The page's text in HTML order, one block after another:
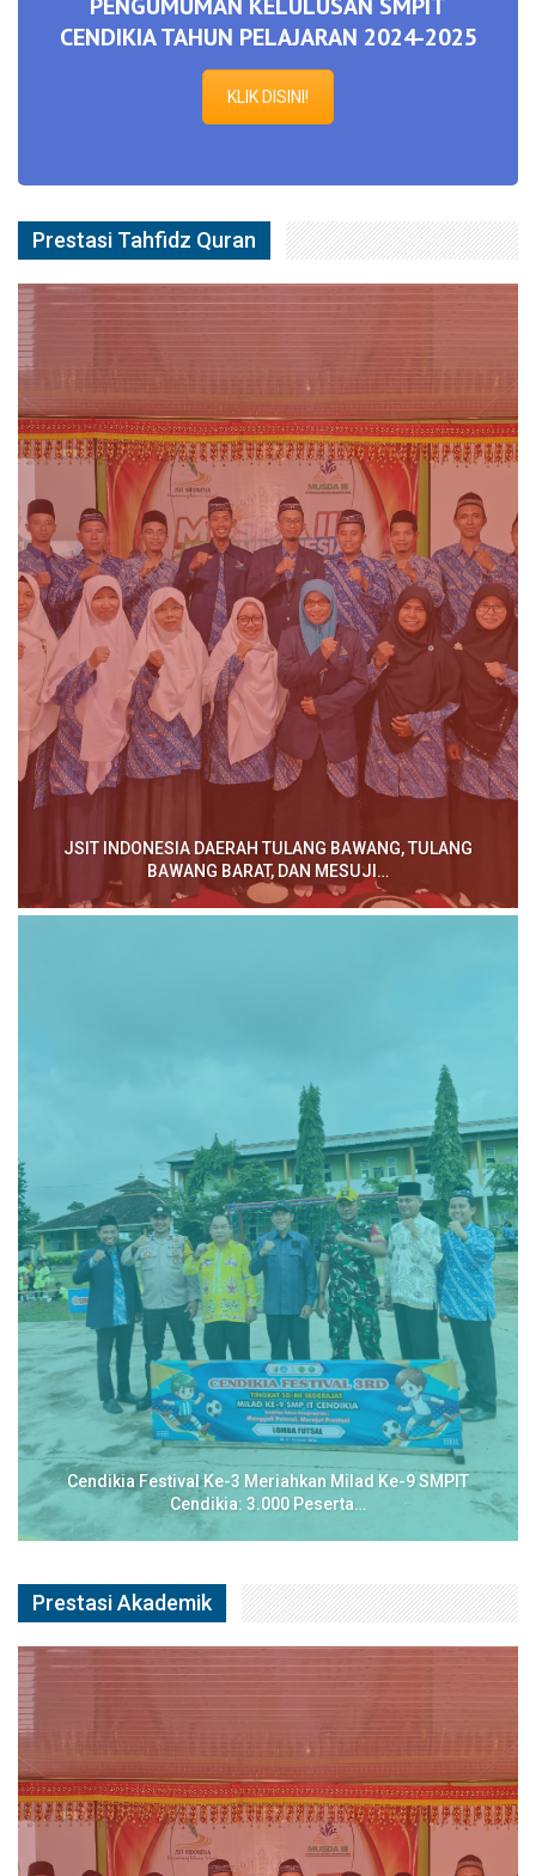
CENDIKIA TAHUN PELAJARAN 2024-2025
KLIK DISINI!
Prestasi Tahfidz Quran
BAWANG BARAT, DAN MESUJI…
Cendikia Festival Ke-3 Meriahkan Milad Ke-9 SMPIT
Cendikia: 3.000 Peserta…
Prestasi Akademik